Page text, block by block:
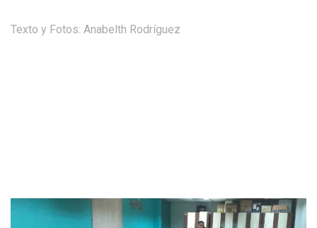
Texto y Fotos: Anabelth Rodríguez